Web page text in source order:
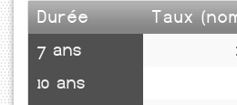
Durée
Taux
7 ans
10 ans